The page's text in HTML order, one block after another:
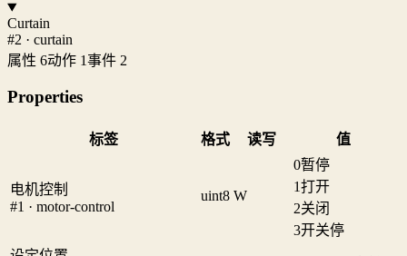
Curtain
#2 · curtain
属性 6动作 1事件 2
Properties
标签 格式 读写 值
电机控制
#1 · motor-control
uint8 W
0暂停
1打开
2关闭
3开关停